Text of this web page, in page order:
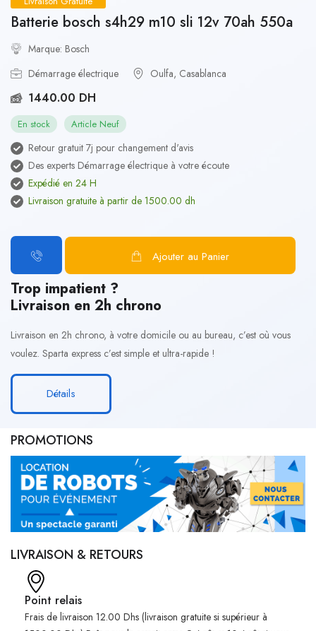
Batterie bosch s4h29 m10 sli 12v 70ah 550a
Marque: Bosch
Démarrage électrique
Oulfa, Casablanca
1440.00 DH
En stock Article Neuf
Retour gratuit 7j pour changement d'avis
Des experts Démarrage électrique à votre écoute
Expédié en 24 H
Livraison gratuite à partir de 1500.00 dh
Ajouter au Panier
Trop impatient ?
Livraison en 2h chrono
Livraison en 2h chrono, à votre domicile ou au bureau, c’est où vous
voulez. Sparta express c’est simple et ultra-rapide !
Détails
PROMOTIONS
LIVRAISON & RETOURS
Point relais
Frais de livraison 12.00 Dhs (livraison gratuite si supérieur à